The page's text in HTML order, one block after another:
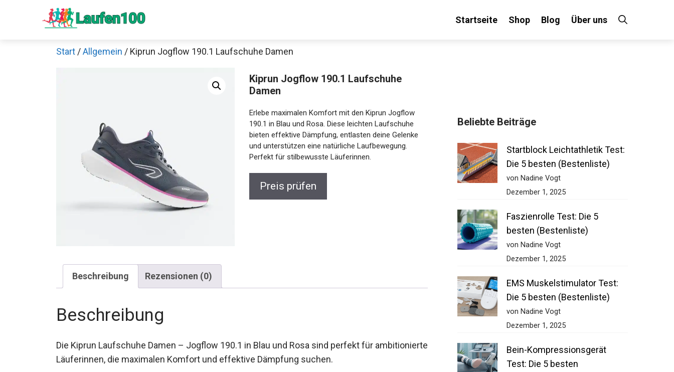
Startseite Shop Blog Über uns
Start /Allgemein / Kiprun Jogflow 190.1 Laufschuhe Damen
Kiprun Jogflow 190.1 Laufschuhe
Damen
Erlebe maximalen Komfort mit den Kiprun Jogflow
190.1 in Blau und Rosa. Diese leichten Laufschuhe
bieten effektive Dämpfung, entlasten deine Gelenke
und unterstützen eine natürliche Laufbewegung.
Perfekt für stilbewusste Läuferinnen.
Preis prüfen
Beschreibung Rezensionen (0)
Beschreibung
Die Kiprun Laufschuhe Damen – Jogflow 190.1 in Blau und Rosa sind perfekt für
ambitionierte Läuferinnen, die maximalen Komfort und effektive Dämpfung suchen.
Beliebte Beiträge
Startblock Leichtathletik Test:
Die 5 besten (Bestenliste)
von Nadine Vogt
Dezember 1, 2025
Faszienrolle Test: Die 5
besten (Bestenliste)
von Nadine Vogt
Dezember 1, 2025
EMS Muskelstimulator Test:
Die 5 besten (Bestenliste)
von Nadine Vogt
Dezember 1, 2025
Bein-Kompressionsgerät
Test: Die 5 besten
Jetzt anschauen